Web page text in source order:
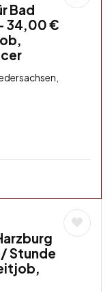
Bad
34,00 €
Stunde